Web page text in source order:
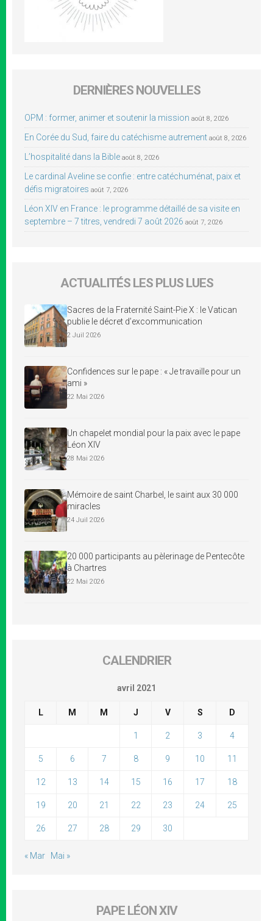
DERNIÈRES NOUVELLES
OPM : former, animer et soutenir la mission août 8, 2026
En Corée du Sud, faire du catéchisme autrement août 8, 2026
L’hospitalité dans la Bible août 8, 2026
Le cardinal Aveline se confie : entre catéchuménat, paix et
défis migratoires août 7, 2026
Léon XIV en France : le programme détaillé de sa visite en
septembre – 7 titres, vendredi 7 août 2026 août 7, 2026
ACTUALITÉS LES PLUS LUES
Sacres de la Fraternité Saint-Pie X : le Vatican
publie le décret d’excommunication
2 Juil 2026
Confidences sur le pape : « Je travaille pour un
ami »
22 Mai 2026
Un chapelet mondial pour la paix avec le pape
Léon XIV
28 Mai 2026
Mémoire de saint Charbel, le saint aux 30 000
miracles
24 Juil 2026
20 000 participants au pèlerinage de Pentecôte
à Chartres
22 Mai 2026
CALENDRIER
avril 2021
L M M J V S D
1 2 3 4
5 6 7 8 9 10 11
12 13 14 15 16 17 18
19 20 21 22 23 24 25
26 27 28 29 30
« Mar Mai »
PAPE LÉON XIV